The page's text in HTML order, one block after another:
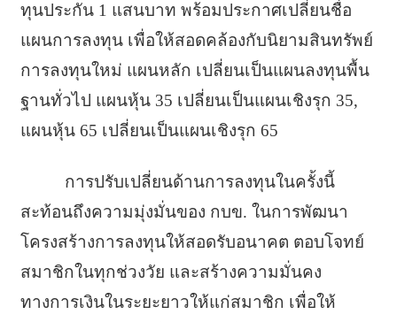
ทุนประกัน 1 แสนบาท พร้อมประกาศเปลี่ยนชื่อ
แผนการลงทุน เพื่อให้สอดคล้องกับนิยามสินทรัพย์
การลงทุนใหม่ แผนหลัก เปลี่ยนเป็นแผนลงทุนพื้น
ฐานทั่วไป แผนหุ้น 35 เปลี่ยนเป็นแผนเชิงรุก 35,
แผนหุ้น 65 เปลี่ยนเป็นแผนเชิงรุก 65
การปรับเปลี่ยนด้านการลงทุนในครั้งนี้
สะท้อนถึงความมุ่งมั่นของ กบข. ในการพัฒนา
โครงสร้างการลงทุนให้สอดรับอนาคต ตอบโจทย์
สมาชิกในทุกช่วงวัย และสร้างความมั่นคง
ทางการเงินในระยะยาวให้แก่สมาชิก เพื่อให้